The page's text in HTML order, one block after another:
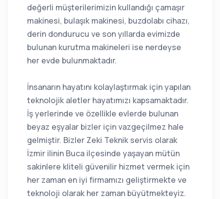
değerli müşterilerimizin kullandığı çamaşır
makinesi, bulaşık makinesi, buzdolabı cihazı,
derin dondurucu ve son yıllarda evimizde
bulunan kurutma makineleri ise nerdeyse
her evde bulunmaktadır.
İnsanarın hayatını kolaylaştırmak için yapılan
teknolojik aletler hayatımızı kapsamaktadır.
İş yerlerinde ve özellikle evlerde bulunan
beyaz eşyalar bizler için vazgeçilmez hale
gelmiştir. Bizler Zeki Teknik servis olarak
İzmir ilinin Buca ilçesinde yaşayan mütün
sakinlere kliteli güvenilir hizmet vermek için
her zaman en iyi firmamızı geliştirmekte ve
teknoloji olarak her zaman büyütmekteyiz.